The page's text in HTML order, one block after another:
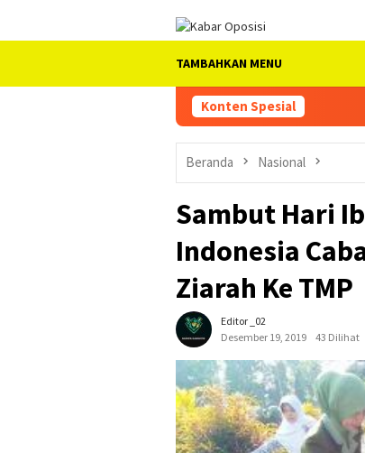
TAMBAHKAN MENU
Konten Spesial
Beranda Nasional
Sambut Hari
Indonesia
Ziarah Ke TMP
Editor _02
Desember 19, 2019
43 Dilihat